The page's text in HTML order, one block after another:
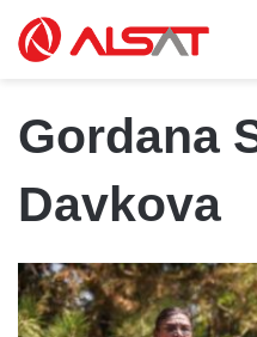
Gordana
Davkova